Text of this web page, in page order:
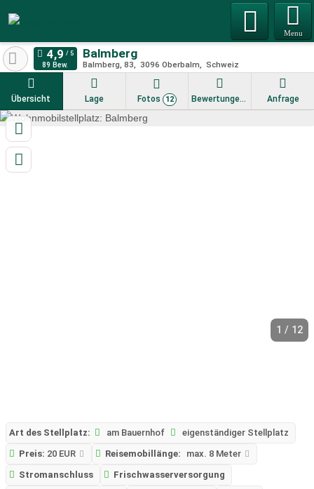
Menu
Balmberg
Balmberg, 83 3096 Oberbalm Schweiz
89 Bew.
Übersicht Lage Fotos 12 Bewertungen Anfrage
1 / 12
Art des Stellplatz: am Bauernhof
eigenständiger Stellplatz
Preis: 20 EUR Reisemobillänge:
max. 8 Meter
Stromanschluss
Frischwasserversorgung